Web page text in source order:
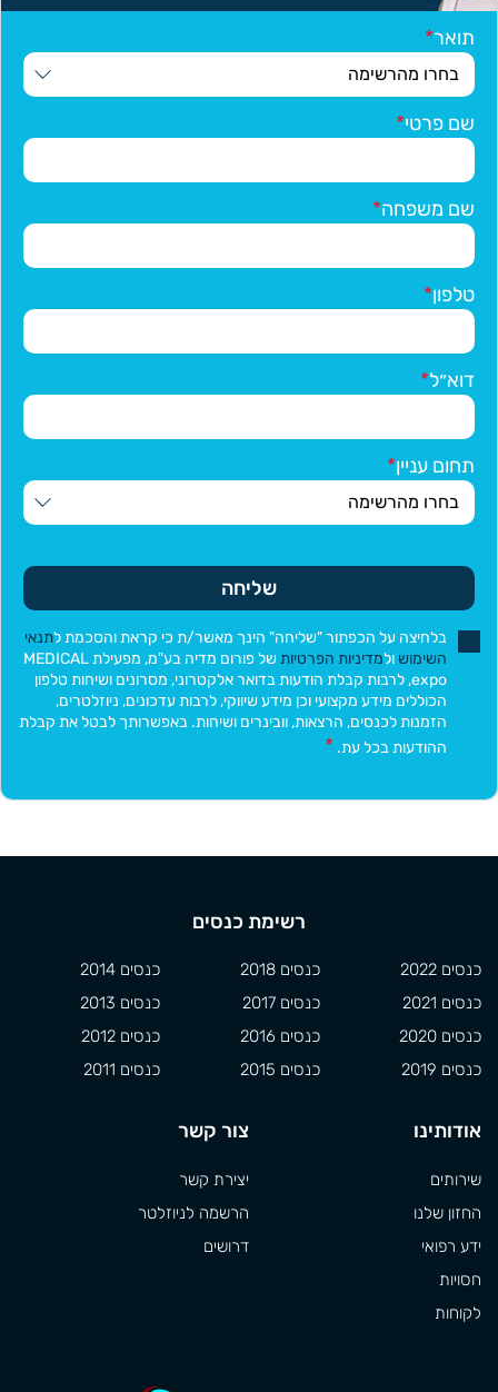
תואר
שם פרטי
שם משפחה
טלפון
דוא״ל
תחום עניין
שליחה
בלחיצה על הכפתור "שליחה" הינך מאשר/ת כי קראת והסכמת לתנאי
השימוש ולמדיניות הפרטיות
של פורום מדיה בע"מ, מפעילת MEDICAL
expo, לרבות קבלת הודעות בדואר אלקטרוני, מסרונים ושיחות טלפון
הכוללים מידע מקצועי וכן מידע שיווקי, לרבות עדכונים, ניוזלטרים,
הזמנות לכנסים, הרצאות, וובינרים ושיחות. באפשרותך לבטל את קבלת
ההודעות בכל עת.
רשימת כנסים
כנסים 2022
כנסים 2021
כנסים 2020
כנסים 2019
כנסים 2018
כנסים 2017
כנסים 2016
כנסים 2015
כנסים 2014
כנסים 2013
כנסים 2012
כנסים 2011
אודותינו
שירותים
החזון שלנו
ידע רפואי
חסויות
לקוחות
צור קשר
יצירת קשר
הרשמה לניוזלטר
דרושים